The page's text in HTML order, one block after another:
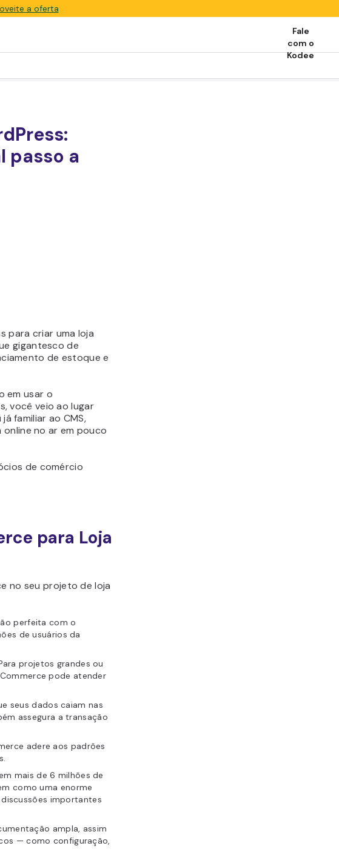
a oferta
Fale
com o
Kodee
passo a
para criar uma loja
gigantesco de
de estoque e
em usar o
você veio ao lugar
familiar ao CMS,
no ar em pouco
de comércio
para Loja
no seu projeto de loja
perfeita com o
de usuários da
projetos grandes ou
pode atender
seus dados caiam nas
assegura a transação
adere aos padrões
mais de 6 milhões de
como uma enorme
importantes
ampla, assim
— como configuração,